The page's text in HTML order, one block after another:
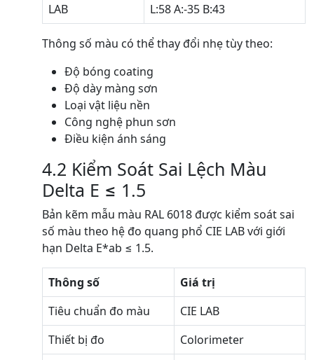
LAB
L:58 A:-35 B:43
Thông số màu có thể thay đổi nhẹ tùy theo:
Độ bóng coating
Độ dày màng sơn
Loại vật liệu nền
Công nghệ phun sơn
Điều kiện ánh sáng
4.2 Kiểm Soát Sai Lệch Màu
Delta E ≤ 1.5
Bản kẽm mẫu màu RAL 6018 được kiểm soát sai
số màu theo hệ đo quang phổ CIE LAB với giới
hạn Delta E*ab ≤ 1.5.
Thông số
Giá trị
Tiêu chuẩn đo màu
CIE LAB
Thiết bị đo
Colorimeter